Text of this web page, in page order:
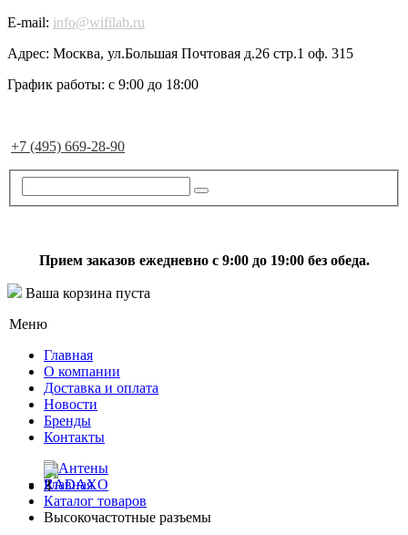
E-mail: info@wifilab.ru
Адрес: Москва, ул.Большая Почтовая д.26 стр.1 оф. 315
График работы: с 9:00 до 18:00
+7 (495) 669-28-90
Прием заказов ежедневно с 9:00 до 19:00 без обеда.
Ваша корзина пуста
Меню
Главная
О компании
Доставка и оплата
Новости
Бренды
Контакты
Главная
Каталог товаров
Высокочастотные разъемы